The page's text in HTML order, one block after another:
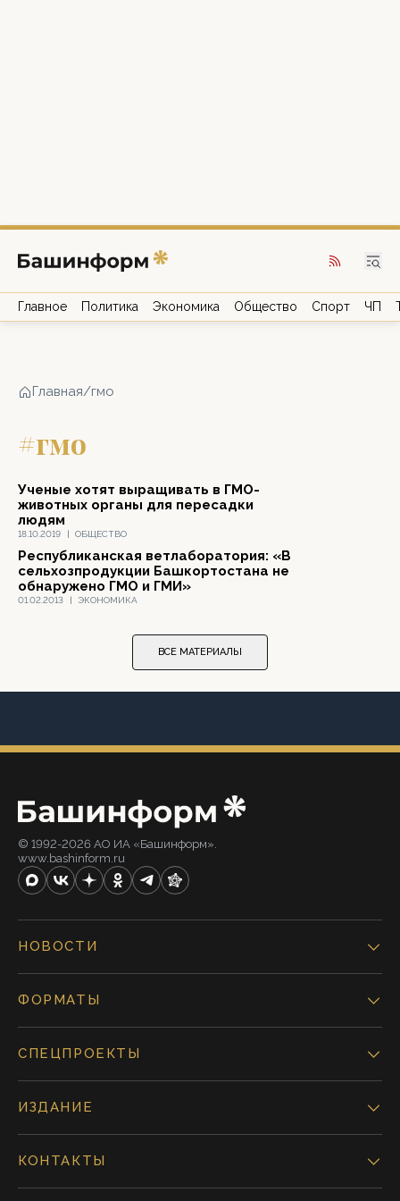
Главное Политика Экономика Общество Спорт ЧП
Главная/гмо
#гмо
18.10.2019 | ОБЩЕСТВО
Ученые хотят выращивать в ГМО-
животных органы для пересадки
людям
01.02.2013 | ЭКОНОМИКА
Республиканская ветлаборатория: «В
сельхозпродукции Башкортостана не
обнаружено ГМО и ГМИ»
ВСЕ МАТЕРИАЛЫ
© 1992-2026 АО ИА «Башинформ».
www.bashinform.ru
НОВОСТИ
ФОРМАТЫ
СПЕЦПРОЕКТЫ
ИЗДАНИЕ
КОНТАКТЫ